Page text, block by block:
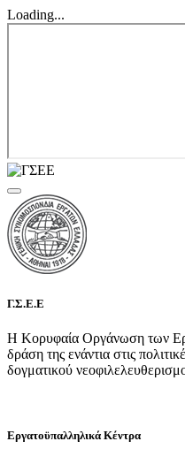
Loading...
Γ.Σ.Ε.Ε
Η Κορυφαία Οργάνωση των
δράση της ενάντια στις
δογματικού
Εργατοϋπαλληλικά Κέντρα